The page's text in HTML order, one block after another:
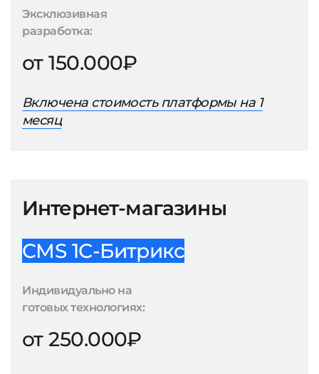
Эксклюзивная
разработка:
от 150.000₽
Включена стоимость платформы на 1
месяц
Интернет-магазины
CMS 1С-Битрикс
Индивидуально на
готовых технологиях:
от 250.000₽